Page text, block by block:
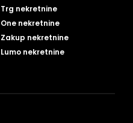
Trg nekretnine
One nekretnine
Zakup nekretnine
Lumo nekretnine